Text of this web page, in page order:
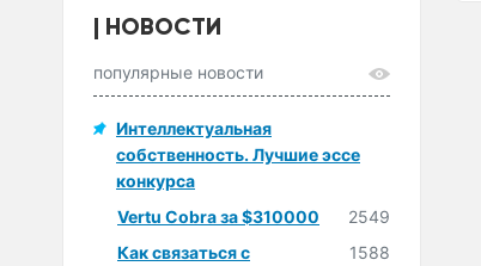
НОВОСТИ
популярные новости
Интеллектуальная
собственность. Лучшие эссе
конкурса
Vertu Cobra за $310000
2549
Как связаться с
1588